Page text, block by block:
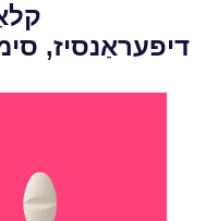
דיפעראַנסיז,